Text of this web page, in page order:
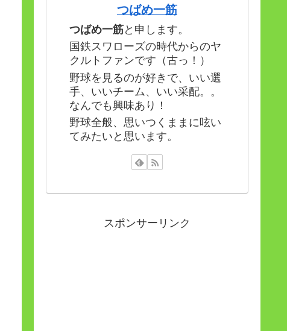
つばめ一筋
つばめ一筋と申します。
国鉄スワローズの時代からのヤ
クルトファンです（古っ！）
野球を見るのが好きで、いい選
手、いいチーム、いい采配。。
なんでも興味あり！
野球全般、思いつくままに呟い
てみたいと思います。
スポンサーリンク